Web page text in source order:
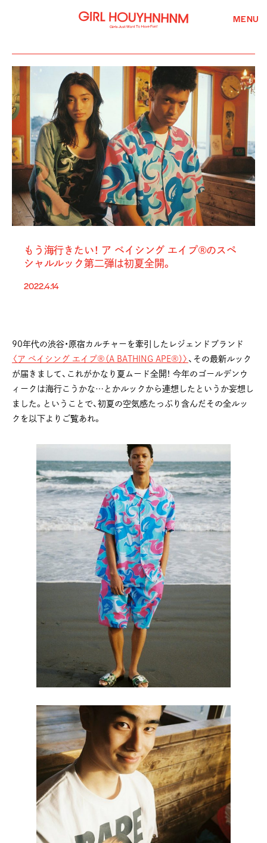
MENU
もう海行きたい！ ア ベイシング エイプ®のスペ
シャルルック第二弾は初夏全開。
2022.4.14
90年代の渋谷・原宿カルチャーを牽引したレジェンドブランド
〈ア ベイシング エイプ®（A BATHING APE®）〉 、その最新ルック
が届きまして、これがかなり夏ムード全開！ 今年のゴールデンウ
ィークは海行こうかな…とかルックから連想したというか妄想し
ました。ということで、初夏の空気感たっぷり含んだその全ルッ
クを以下よりご覧あれ。